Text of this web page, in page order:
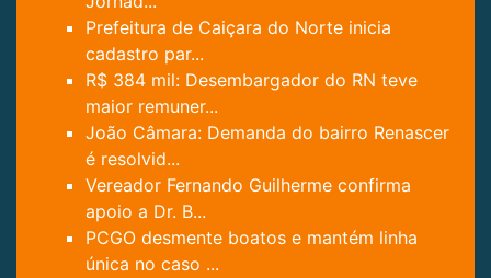
Prefeitura de Caiçara do Norte inicia
cadastro par...
R$ 384 mil: Desembargador do RN teve
maior remuner...
João Câmara: Demanda do bairro Renascer
é resolvid...
Vereador Fernando Guilherme confirma
apoio a Dr. B...
PCGO desmente boatos e mantém linha
única no caso ...